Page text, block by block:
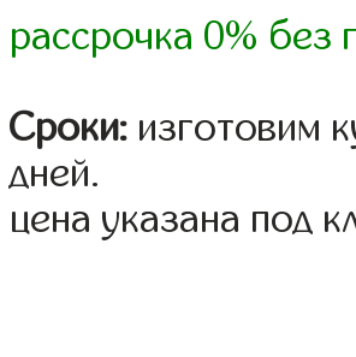
рассрочка 0% без
Сроки: изготовим
дней.
цена указана под